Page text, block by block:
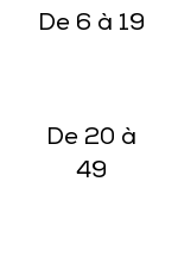
De 6 à 19
De 20 à
49